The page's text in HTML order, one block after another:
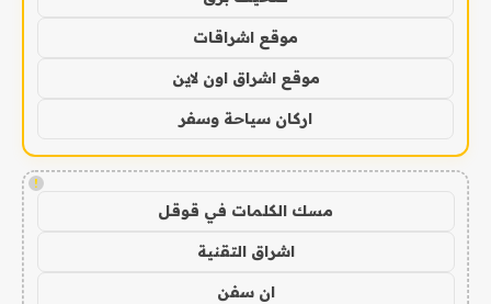
موقع اشراقات
موقع اشراق اون لاين
اركان سياحة وسفر
!
مسك الكلمات في قوقل
اشراق التقنية
ان سفن